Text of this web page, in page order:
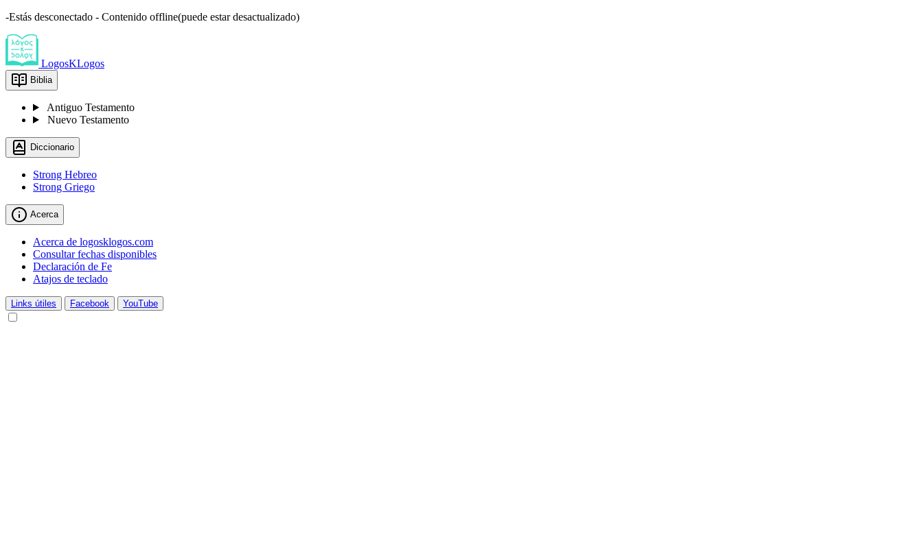
-Estás desconectado - Contenido offline(puede estar desactualizado)
LogosKLogos
Biblia
Antiguo Testamento
Nuevo Testamento
Diccionario
Strong Hebreo
Strong Griego
Acerca
Acerca de logosklogos.com
Consultar fechas disponibles
Declaración de Fe
Atajos de teclado
Links útiles Facebook YouTube